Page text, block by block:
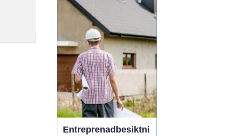
saker: trygg
avregistrering, rimlig
ersättning och omtanke
om miljön. I
Stockholmsområdet
finns flera alternativ...
Entreprenadbesiktni